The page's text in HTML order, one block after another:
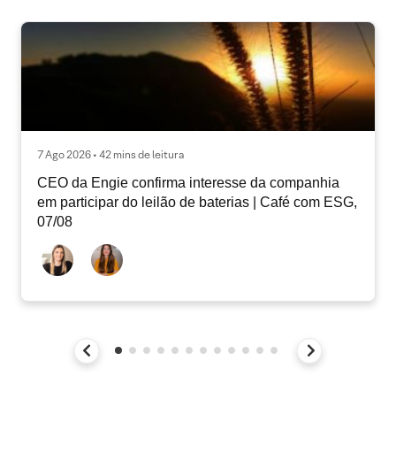
7 Ago 2026 • 42 mins de leitura
CEO da Engie confirma interesse da companhia
em participar do leilão de baterias | Café com ESG,
07/08